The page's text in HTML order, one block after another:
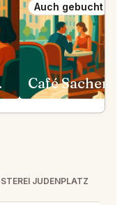
Auch gebucht
Café Sacher
JUDENPLATZ